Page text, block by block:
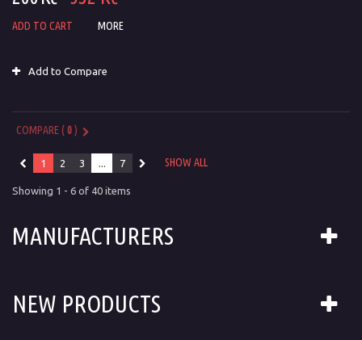
ADD TO CART MORE
Add to Compare
COMPARE (0)
SHOW ALL
1 2 3 ... 7
Showing 1 - 6 of 40 items
MANUFACTURERS
NEW PRODUCTS